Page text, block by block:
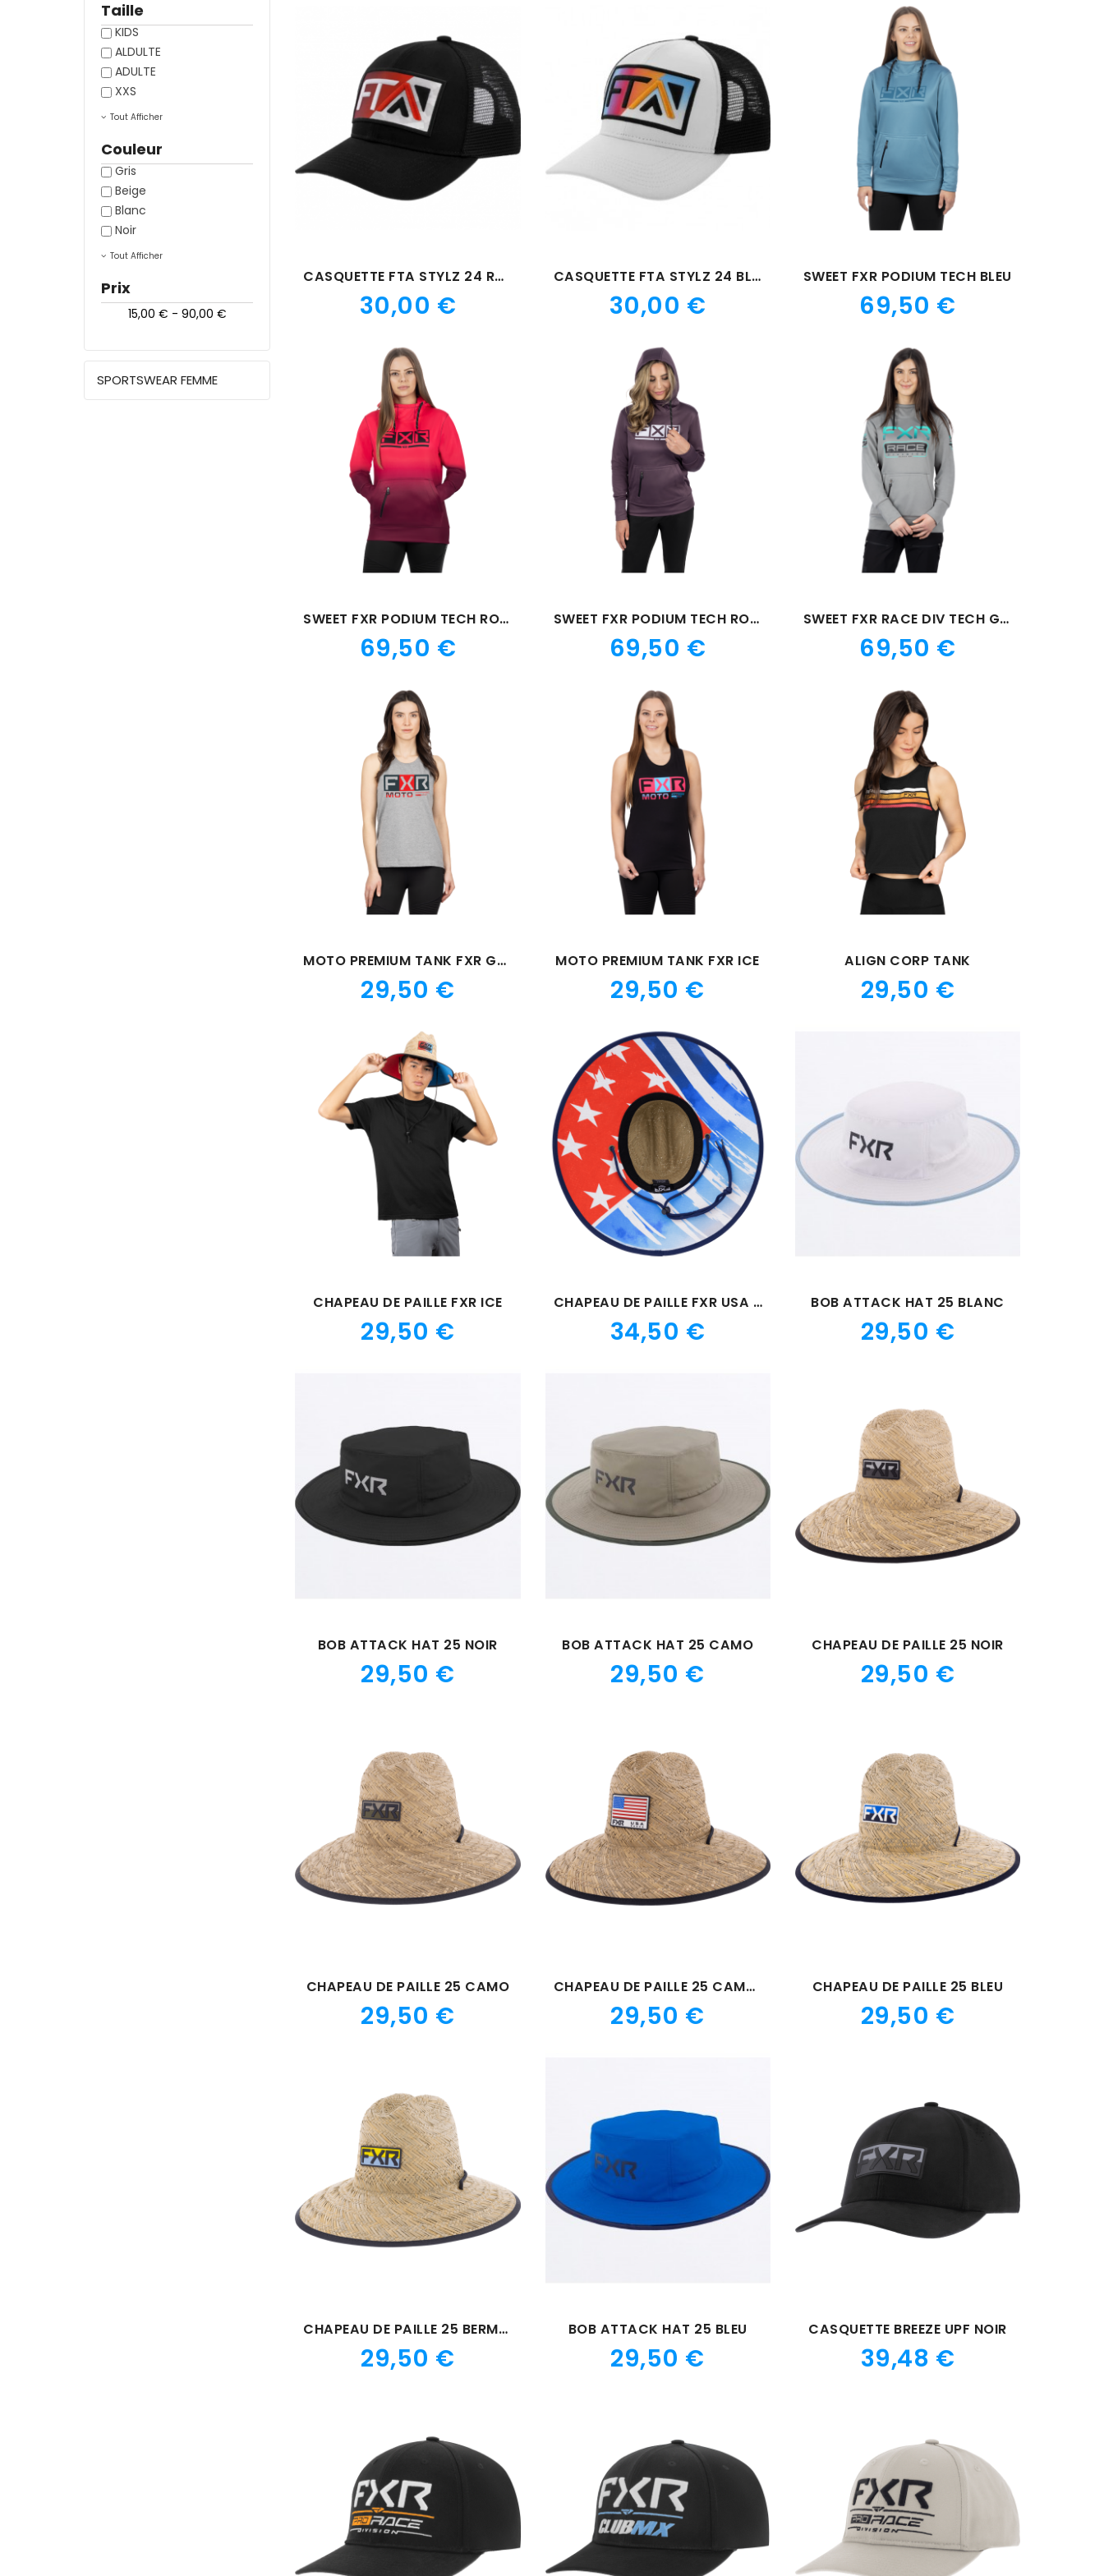
Taille
KIDS
ALDULTE
ADULTE
XXS
Tout Afficher
Couleur
Gris
Beige
Blanc
Noir
Tout Afficher
Prix
15,00 € - 90,00 €
SPORTSWEAR FEMME
CASQUETTE FTA STYLZ 24 ROUGE
Prix
30,00 €
CASQUETTE FTA STYLZ 24 BLANCHE
Prix
30,00 €
SWEET FXR PODIUM TECH BLEU
Prix
69,50 €
SWEET FXR PODIUM TECH ROSE
Prix
69,50 €
SWEET FXR PODIUM TECH ROUGE
Prix
69,50 €
SWEET FXR RACE DIV TECH GRIS
Prix
69,50 €
MOTO PREMIUM TANK FXR GRIS
Prix
29,50 €
MOTO PREMIUM TANK FXR ICE
Prix
29,50 €
ALIGN CORP TANK
Prix
29,50 €
CHAPEAU DE PAILLE FXR ICE
Prix
29,50 €
CHAPEAU DE PAILLE FXR USA 24
Prix
34,50 €
BOB ATTACK HAT 25 BLANC
Prix
29,50 €
BOB ATTACK HAT 25 NOIR
Prix
29,50 €
BOB ATTACK HAT 25 CAMO
Prix
29,50 €
CHAPEAU DE PAILLE 25 NOIR
Prix
29,50 €
CHAPEAU DE PAILLE 25 CAMO
Prix
29,50 €
CHAPEAU DE PAILLE 25 CAMO BLEU
Prix
29,50 €
CHAPEAU DE PAILLE 25 BLEU
Prix
29,50 €
CHAPEAU DE PAILLE 25 BERMUDA
Prix
29,50 €
BOB ATTACK HAT 25 BLEU
Prix
29,50 €
CASQUETTE BREEZE UPF NOIR
Prix
39,48 €